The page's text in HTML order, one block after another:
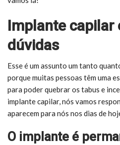
Implante capilar
dúvidas
Esse é um assunto um tanto
porque muitas pessoas têm uma
para poder quebrar os tabus e
implante capilar, nós vamos
aparecem para nós nos dias de
O implante é